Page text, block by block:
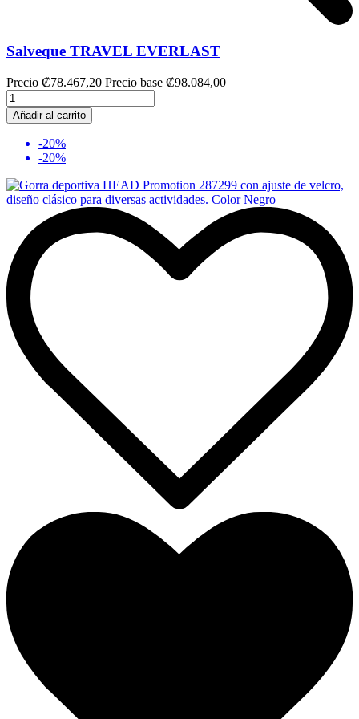
Salveque TRAVEL EVERLAST
Precio ₡78.467,20 Precio base ₡98.084,00
Añadir al carrito
-20%
-20%